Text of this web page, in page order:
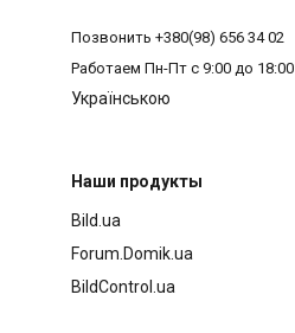
Позвонить +380(98) 656 34 02
Работаем Пн-Пт с 9:00 до 18:00
Українською
Наши продукты
Bild.ua
Forum.Domik.ua
BildControl.ua